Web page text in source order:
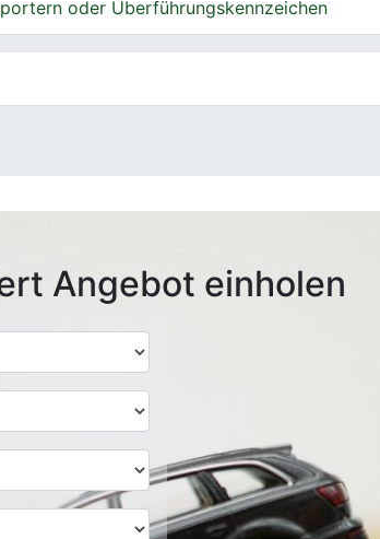
oder Überführungskennzeichen
Angebot einholen